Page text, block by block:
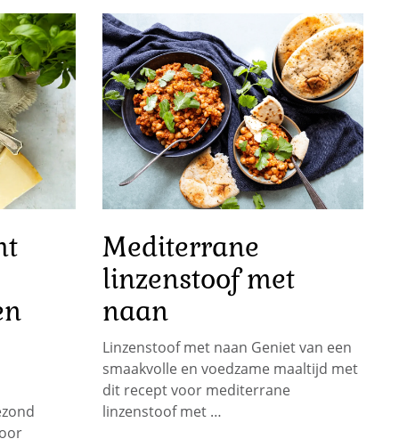
Mediterrane
linzenstoof met
naan
Linzenstoof met naan Geniet van een
smaakvolle en voedzame maaltijd met
dit recept voor mediterrane
linzenstoof met …